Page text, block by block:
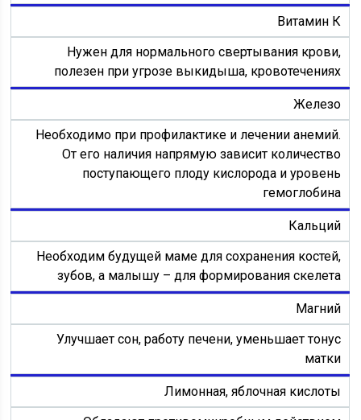
Витамин К
Нужен для нормального свертывания крови,
полезен при угрозе выкидыша, кровотечениях
Железо
Необходимо при профилактике и лечении анемий.
От его наличия напрямую зависит количество
поступающего плоду кислорода и уровень
гемоглобина
Кальций
Необходим будущей маме для сохранения костей,
зубов, а малышу – для формирования скелета
Магний
Улучшает сон, работу печени, уменьшает тонус
матки
Лимонная, яблочная кислоты